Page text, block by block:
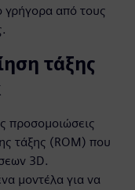
γρήγορα από τους
τάξης
προσομοιώσεις
τάξης (ROM) που
3D.
μοντέλα για να